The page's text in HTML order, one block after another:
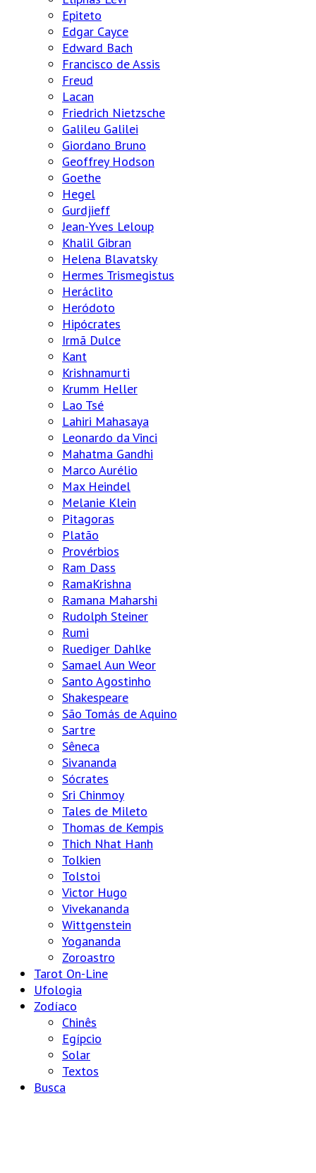
Epiteto
Edgar Cayce
Edward Bach
Francisco de Assis
Freud
Lacan
Friedrich Nietzsche
Galileu Galilei
Giordano Bruno
Geoffrey Hodson
Goethe
Hegel
Gurdjieff
Jean-Yves Leloup
Khalil Gibran
Helena Blavatsky
Hermes Trismegistus
Heráclito
Heródoto
Hipócrates
Irmã Dulce
Kant
Krishnamurti
Krumm Heller
Lao Tsé
Lahiri Mahasaya
Leonardo da Vinci
Mahatma Gandhi
Marco Aurélio
Max Heindel
Melanie Klein
Pitagoras
Platão
Provérbios
Ram Dass
RamaKrishna
Ramana Maharshi
Rudolph Steiner
Rumi
Ruediger Dahlke
Samael Aun Weor
Santo Agostinho
Shakespeare
São Tomás de Aquino
Sartre
Sêneca
Sivananda
Sócrates
Sri Chinmoy
Tales de Mileto
Thomas de Kempis
Thich Nhat Hanh
Tolkien
Tolstoi
Victor Hugo
Vivekananda
Wittgenstein
Yogananda
Zoroastro
Tarot On-Line
Ufologia
Zodíaco
Chinês
Egípcio
Solar
Textos
Busca